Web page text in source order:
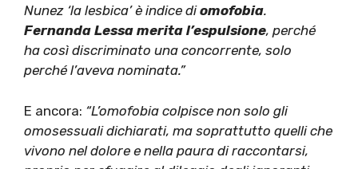
Nunez ‘la lesbica’ è indice diomofobia.
Fernanda Lessa merita l’espulsione, perché
ha così discriminato una concorrente, solo
perché l’aveva nominata.”
E ancora: “L’omofobia colpisce non solo gli
omosessuali dichiarati, ma soprattutto quelli che
vivono nel dolore e nella paura di raccontarsi,